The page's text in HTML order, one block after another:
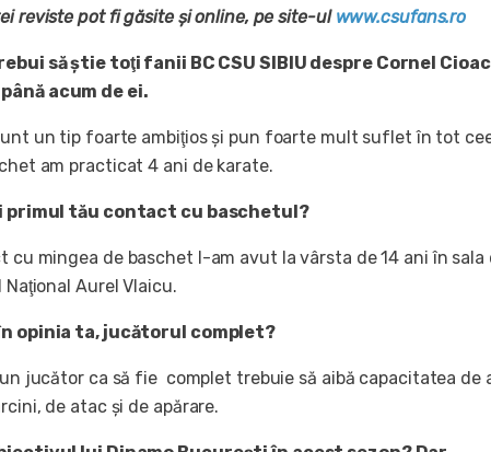
reviste pot fi găsite și online, pe site-ul www.csufans.ro
să ştie toţi fanii BC CSU SIBIU despre Cornel
acum de ei.
un tip foarte ambiţios şi pun foarte mult suflet în tot
am practicat 4 ani de karate.
primul tău contact cu baschetul?
cu mingea de baschet l-am avut la vârsta de 14 ani în sala
Aurel Vlaicu.
opinia ta, jucătorul complet?
un jucător ca să fie complet trebuie să aibă capacitatea de
de atac şi de apărare.